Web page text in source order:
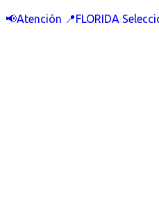
📢Atención 📍FLORIDA